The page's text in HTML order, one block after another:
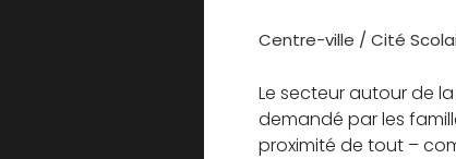
Centre-ville / Cité
Le secteur autour de
demandé par les
proximité de tout –